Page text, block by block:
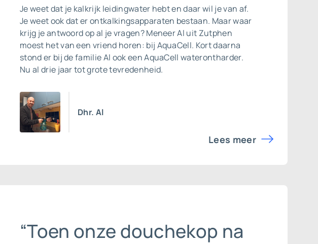
Je weet dat je kalkrijk leidingwater hebt en daar wil je van af.
Je weet ook dat er ontkalkingsapparaten bestaan. Maar waar
krijg je antwoord op al je vragen? Meneer Al uit Zutphen
moest het van een vriend horen: bij AquaCell. Kort daarna
stond er bij de familie Al ook eenAquaCell waterontharder.
Nu al drie jaar tot grote tevredenheid.
Dhr. Al
Lees meer
“Toen onze douchekop na